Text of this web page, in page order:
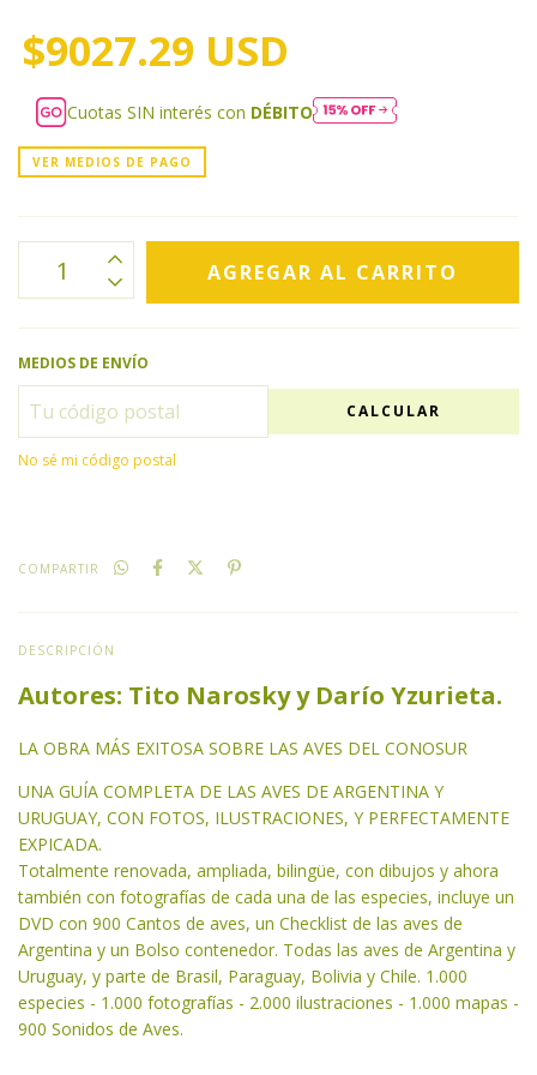
$9027.29 USD
Cuotas SIN interés con DÉBITO
VER MEDIOS DE PAGO
MEDIOS DE ENVÍO
CALCULAR
No sé mi código postal
COMPARTIR
DESCRIPCIÓN
Autores: Tito Narosky y Darío Yzurieta.
LA OBRA MÁS EXITOSA SOBRE LAS AVES DEL CONOSUR
UNA GUÍA COMPLETA DE LAS AVES DE ARGENTINA Y
URUGUAY, CON FOTOS, ILUSTRACIONES, Y PERFECTAMENTE
EXPICADA.
Totalmente renovada, ampliada, bilingüe, con dibujos y ahora
también con fotografías de cada una de las especies, incluye un
DVD con 900 Cantos de aves, un Checklist de las aves de
Argentina y un Bolso contenedor. Todas las aves de Argentina y
Uruguay, y parte de Brasil, Paraguay, Bolivia y Chile. 1.000
especies - 1.000 fotografías - 2.000 ilustraciones - 1.000 mapas -
900 Sonidos de Aves.